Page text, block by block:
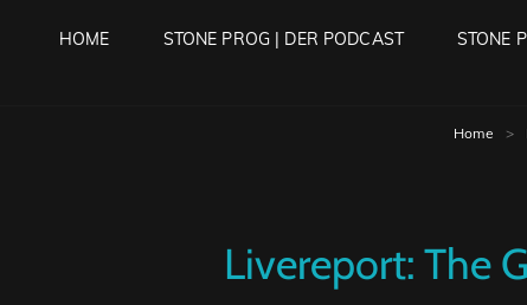
HOME STONE PROG | DER PODCAST STONE
Home >
Livereport: The